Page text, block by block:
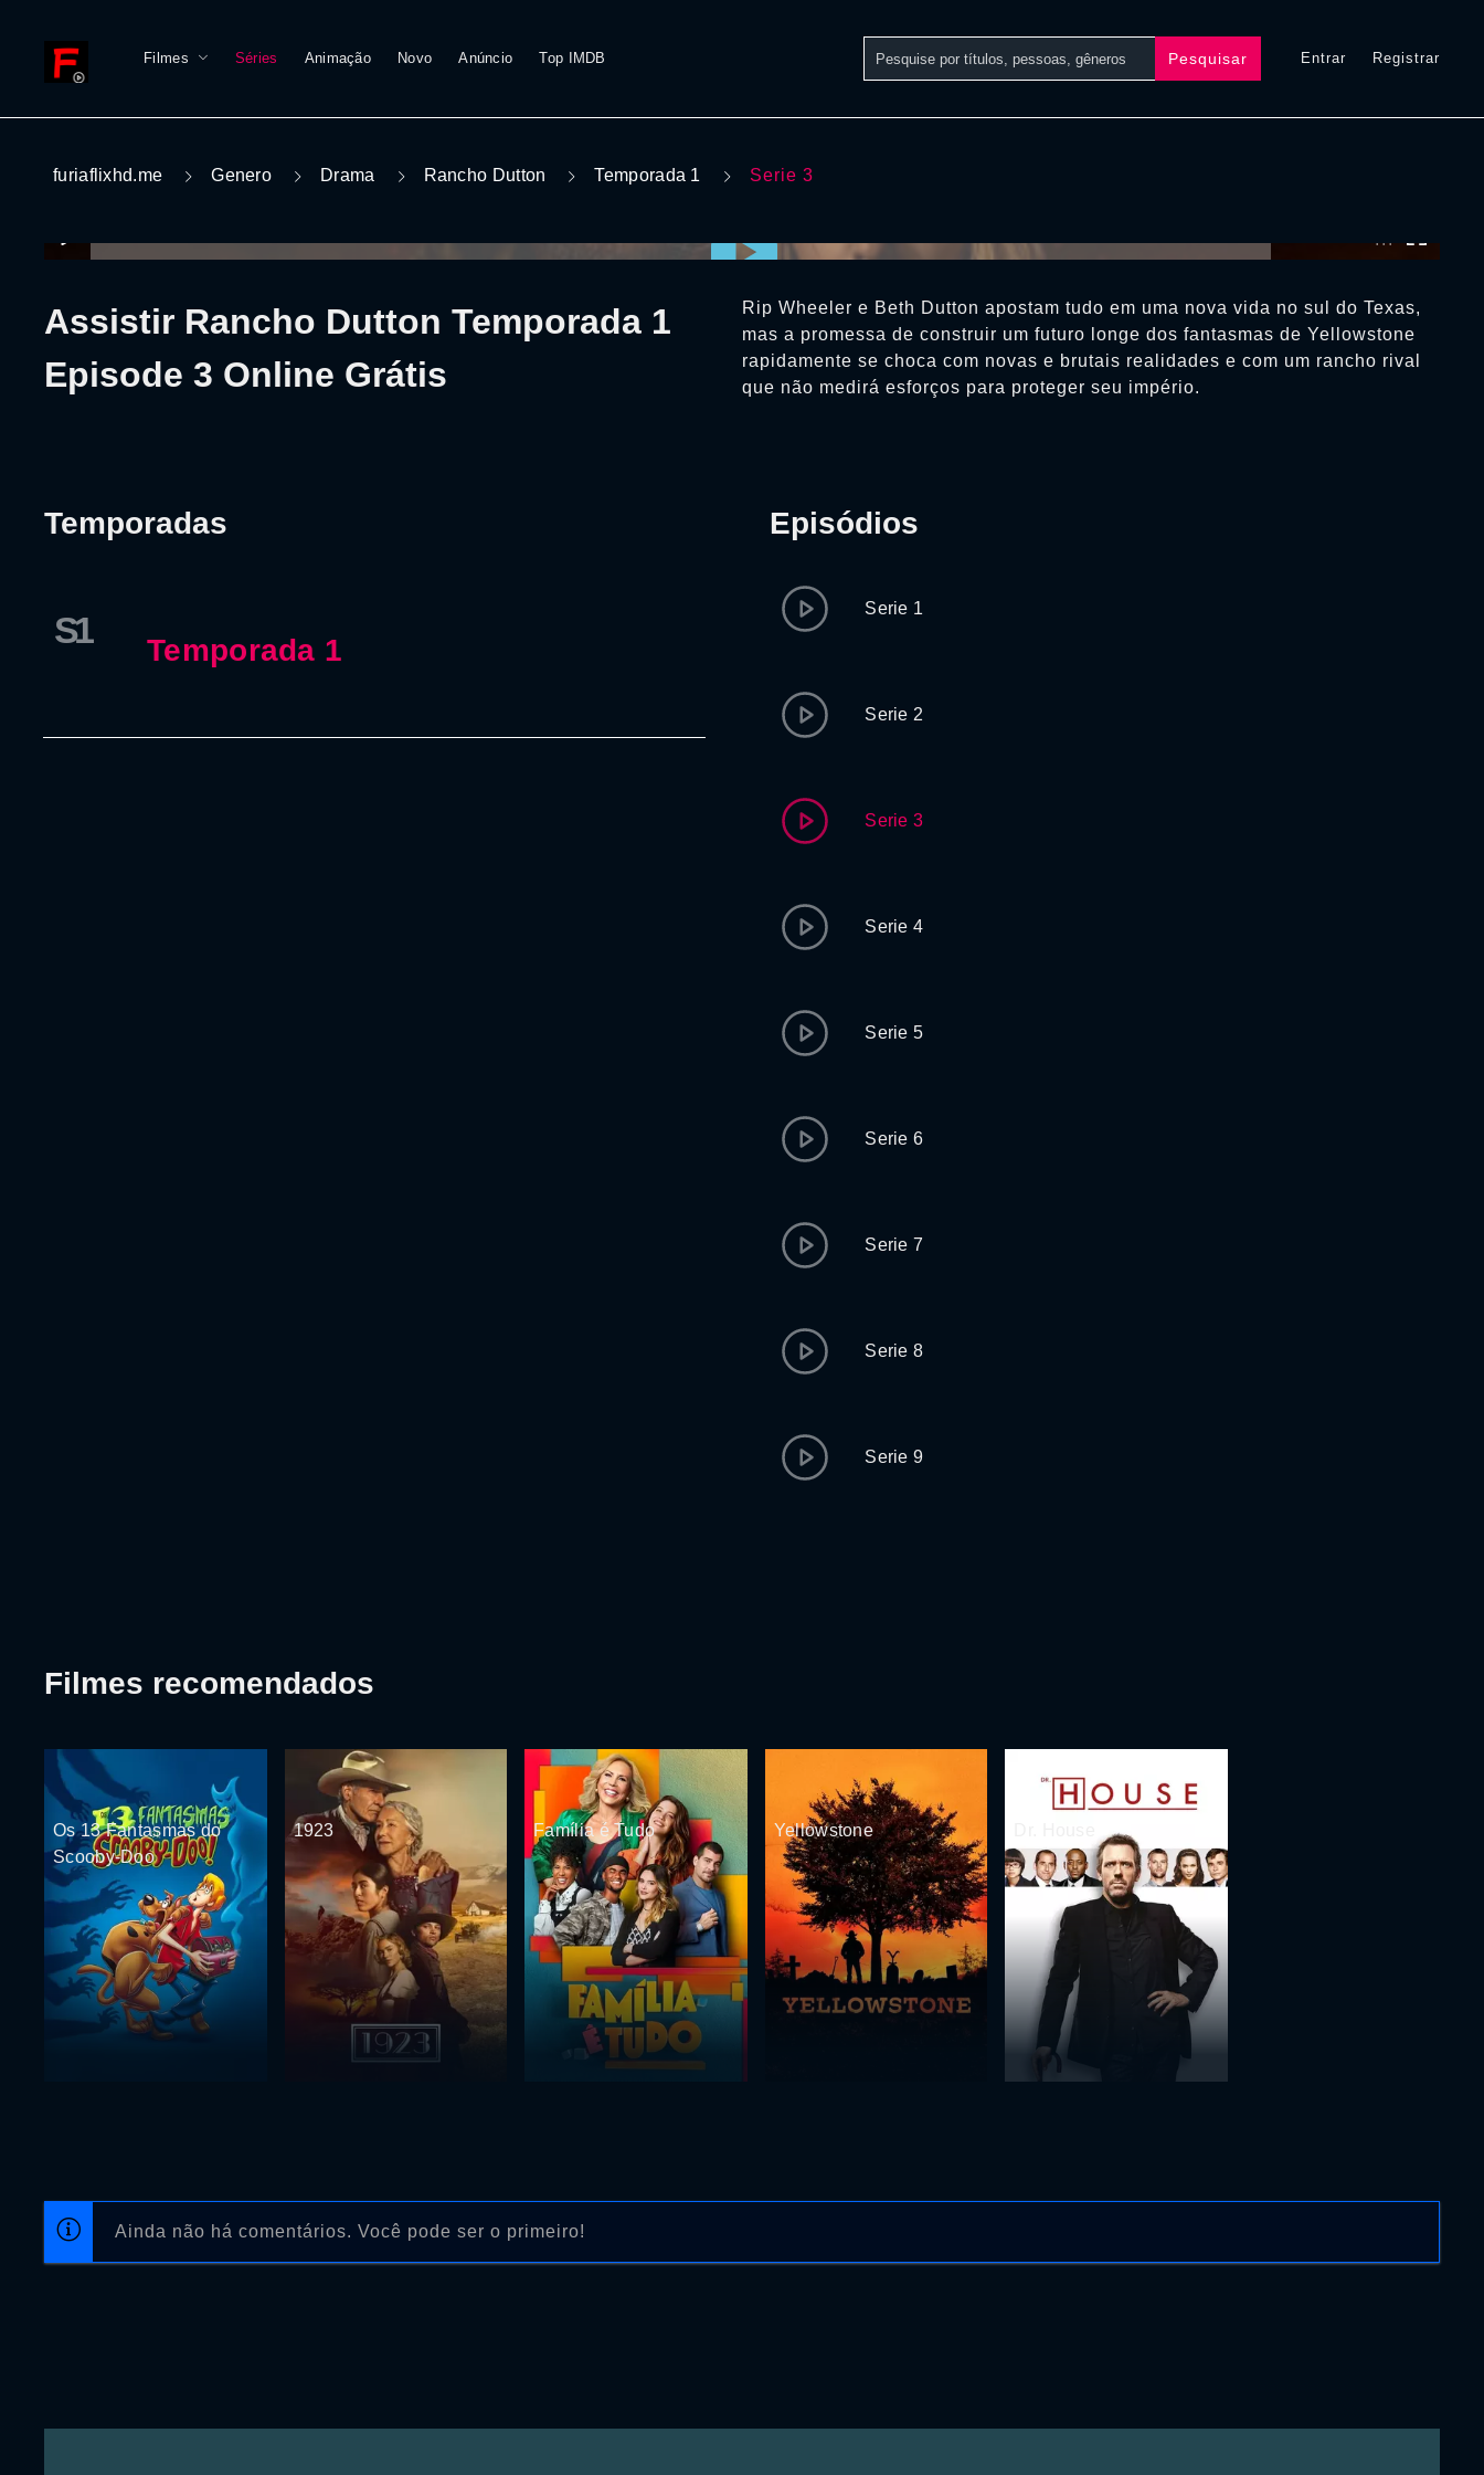
Filmes Séries Animação Novo Anúncio Top IMDB Pesquisar Entrar Registrar
furiaflixhd.me Genero Drama Rancho Dutton Temporada 1 Serie 3
Assistir Rancho Dutton Temporada 1
Episode 3 Online Grátis
Rip Wheeler e Beth Dutton apostam tudo em uma nova vida no sul do Texas,
mas a promessa de construir um futuro longe dos fantasmas de Yellowstone
rapidamente se choca com novas e brutais realidades e com um rancho rival
que não medirá esforços para proteger seu império.
Temporadas
S1 Temporada 1
Episódios
Serie 1
Serie 2
Serie 3
Serie 4
Serie 5
Serie 6
Serie 7
Serie 8
Serie 9
Ainda não há comentários. Você pode ser o primeiro!
Filmes recomendados
Os 13 Fantasmas do
Scooby-Doo
1923 Família é Tudo Yellowstone